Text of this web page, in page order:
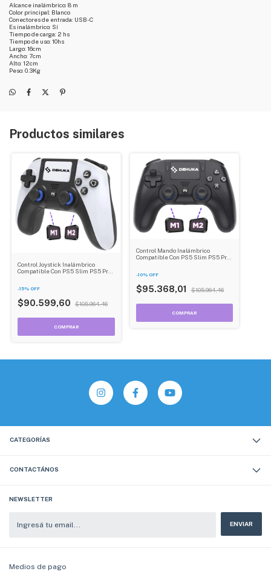
Alcance inalámbrico: 8 m
Color principal: Blanco
Conectores de entrada: USB-C
Es inalámbrico: Sí
Tiempo de carga: 2 hs
Tiempo de uso: 10hs
Largo: 16cm
Ancho: 7cm
Alto: 12cm
Peso: 0.3Kg
Productos similares
Control Joystick Inalámbrico
Compatible Con PS5 Slim PS5 Pro
-15% OFF
$90.599,60 $105.964,46
Control Mando Inalámbrico
Compatible Con PS5 Slim PS5 Pro
-10% OFF
$95.368,01 $105.964,46
COMPRAR
CATEGORÍAS
CONTACTÁNOS
NEWSLETTER
Medios de pago